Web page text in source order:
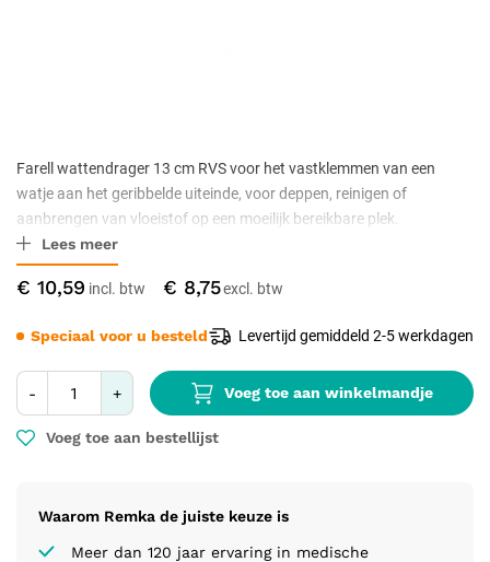
€ 10,59 € 8,75
- + Voeg toe aan winkelmandje
Voeg toe aan bestellijst
Waarom Remka de juiste keuze is
Meer dan 120 jaar ervaring in medische
Speciaal voor u besteld Levertijd gemiddeld 2-5 werkdagen
Farell wattendrager 13 cm RVS voor het vastklemmen van een
watje aan het geribbelde uiteinde, voor deppen, reinigen of
aanbrengen van vloeistof op een moeilijk bereikbare plek.
Herbruikbaar alternatief voor wattenstokjes. Roestvrijstaal volgens
ISO 7153-1, niet-steriel geleverd.
Lees meer